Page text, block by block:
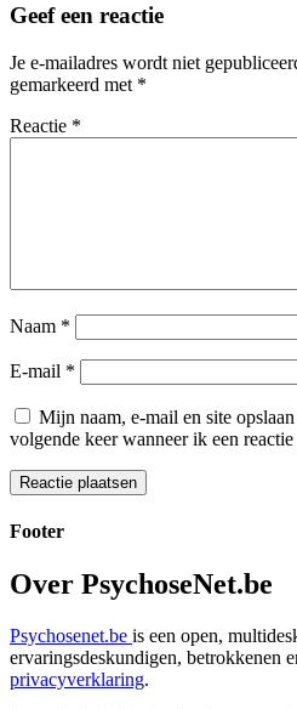
Geef een reactie
Je e-mailadres wordt niet
gemarkeerd met *
Reactie *
Naam *
E-mail *
Mijn naam, e-mail en site
volgende keer wanneer ik een reactie
Footer
Over PsychoseNet.be
Psychosenet.be is een open,
ervaringsdeskundigen, betrokkenen
privacyverklaring.